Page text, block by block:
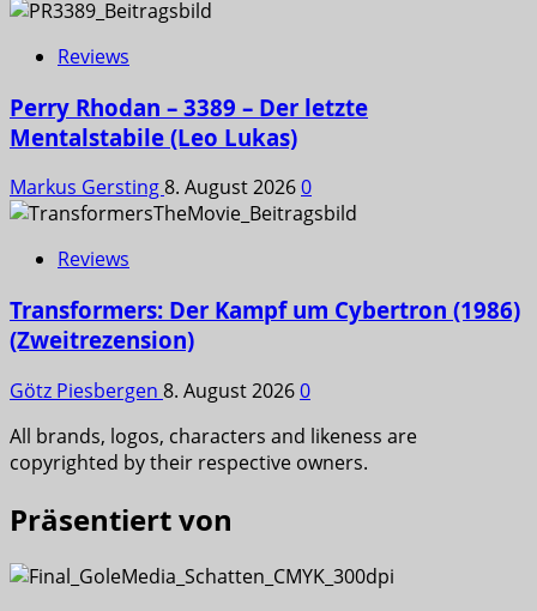
Reviews
Perry Rhodan – 3389 – Der letzte
Mentalstabile (Leo Lukas)
Markus Gersting8. August 20260
Reviews
Transformers: Der Kampf um Cybertron (1986)
(Zweitrezension)
Götz Piesbergen 8. August 20260
All brands, logos, characters and likeness are
copyrighted by their respective owners.
Präsentiert von